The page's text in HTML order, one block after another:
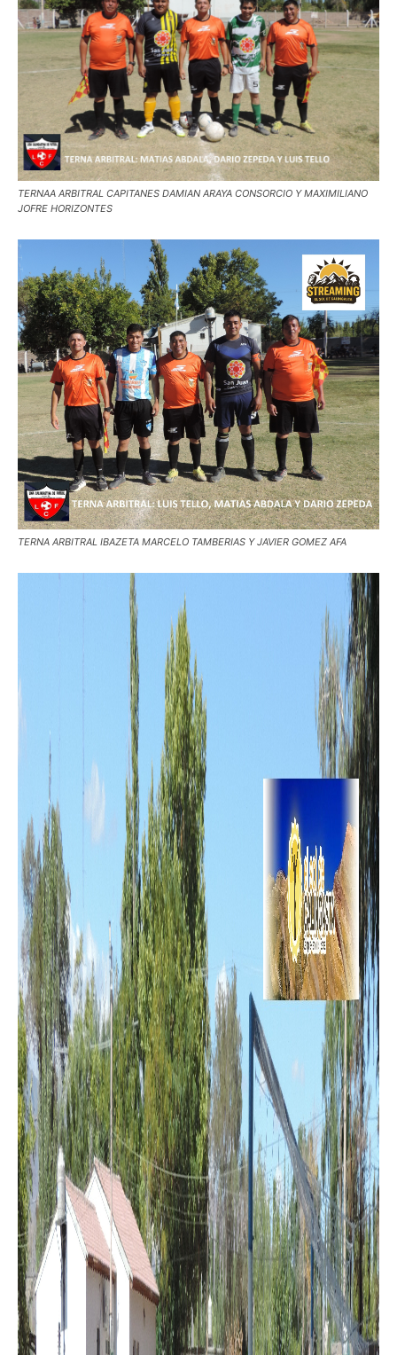
TERNAA ARBITRAL CAPITANES DAMIAN ARAYA CONSORCIO Y MAXIMILIANO
JOFRE HORIZONTES
TERNA ARBITRAL IBAZETA MARCELO TAMBERIAS Y JAVIER GOMEZ AFA